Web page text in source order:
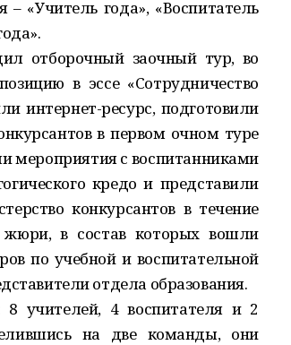
«Учитель года», «Воспитатель
отборочный заочный тур, во
в эссе «Сотрудничество
интернет-ресурс, подготовили
в первом очном туре
мероприятия с воспитанниками
кредо и представили
конкурсантов в течение
в состав которых вошли
по учебной и воспитательной
отдела образования.
учителей, 4 воспитателя и 2
на две команды, они